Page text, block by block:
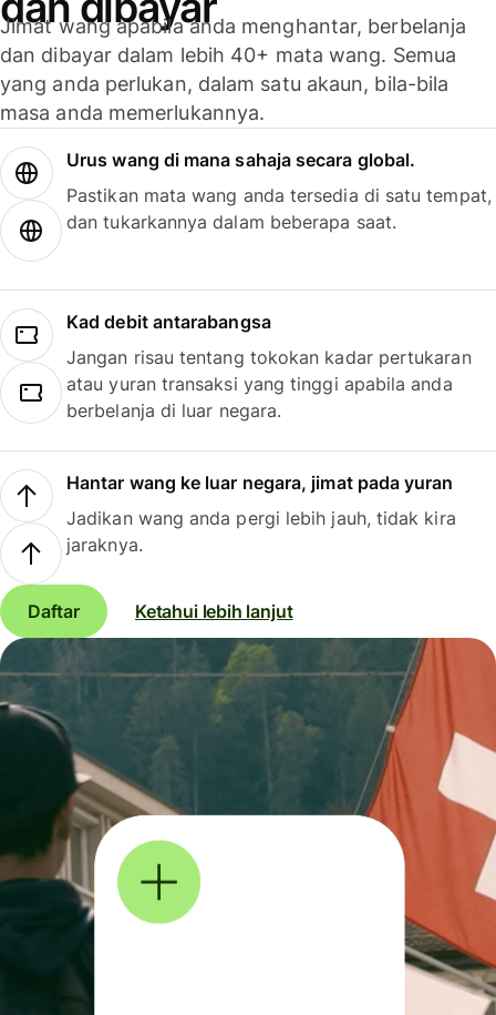
Jimat wang apabila anda menghantar, berbelanja
dan dibayar dalam lebih 40+ mata wang. Semua
yang anda perlukan, dalam satu akaun, bila-bila
masa anda memerlukannya.
Urus wang di mana sahaja secara global.
Pastikan mata wang anda tersedia di satu tempat,
dan tukarkannya dalam beberapa saat.
Kad debit antarabangsa
Jangan risau tentang tokokan kadar pertukaran
atau yuran transaksi yang tinggi apabila anda
berbelanja di luar negara.
Hantar wang ke luar negara, jimat pada yuran
Jadikan wang anda pergi lebih jauh, tidak kira
jaraknya.
Daftar Ketahui lebih lanjut